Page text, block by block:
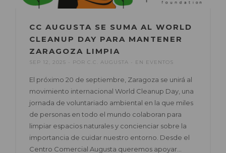
CC AUGUSTA SE SUMA AL WORLD
CLEANUP DAY PARA MANTENER
ZARAGOZA LIMPIA
SEP 12, 2025 POR C.C. AUGUSTA EN EVENTOS
El próximo 20 de septiembre, Zaragoza se unirá al
movimiento internacional World Cleanup Day, una
jornada de voluntariado ambiental en la que miles
de personas en todo el mundo colaboran para
limpiar espacios naturales y concienciar sobre la
importancia de cuidar nuestro entorno. Desde el
Centro Comercial Augusta queremos apoyar…